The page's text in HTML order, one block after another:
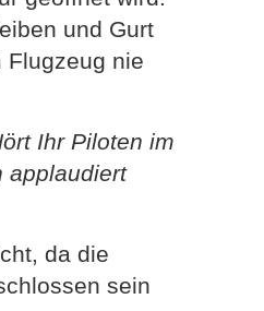
und Gurt
Flugzeug nie
Ihr Piloten im
applaudiert
da die
sein